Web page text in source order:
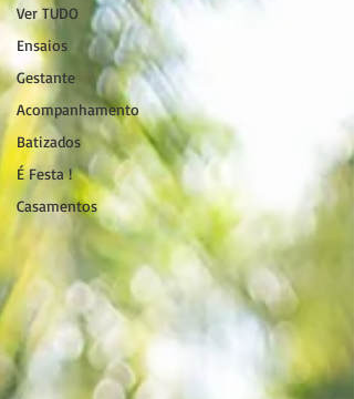
Ver TUDO
Ensaios
Gestante
Acompanhamento
Batizados
É Festa !
Casamentos